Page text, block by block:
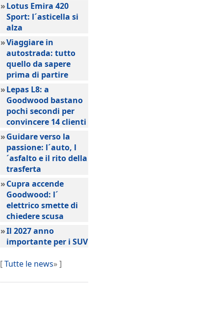
»Lotus Emira 420
Sport: l´asticella si
alza
»Viaggiare in
autostrada: tutto
quello da sapere
prima di partire
»Lepas L8: a
Goodwood bastano
pochi secondi per
convincere 14 clienti
»Guidare verso la
passione: l´auto, l
´asfalto e il rito della
trasferta
»Cupra accende
Goodwood: l´
elettrico smette di
chiedere scusa
»Il 2027 anno
importante per i SUV
[Tutte le news» ]